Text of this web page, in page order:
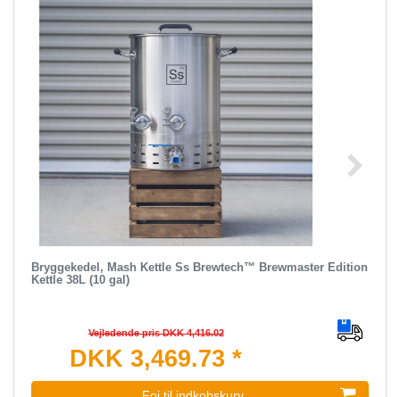
Bryggekedel, Mash Kettle Ss Brewtech™ Brewmaster Edition
Kettle 38L (10 gal)
Vejledende pris DKK 4,416.02
DKK 3,469.73 *